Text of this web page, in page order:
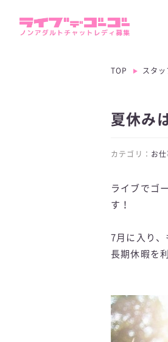
TOP スタ
夏休み
カテゴリ： お
ライブでゴ
す！
7月に入り
長期休暇を